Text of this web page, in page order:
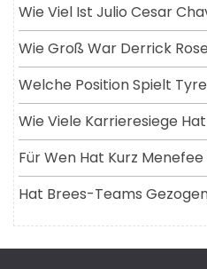
Wie Viel Ist Julio Cesar
Wie Groß War Derrick
Welche Position Spielt
Wie Viele Karrieresiege
Für Wen Hat Kurz
Hat Brees-Teams